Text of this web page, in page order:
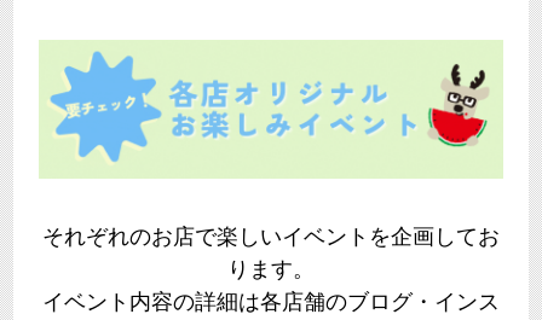
それぞれのお店で楽しいイベントを企画してお
ります。
イベント内容の詳細は各店舗のブログ・インス